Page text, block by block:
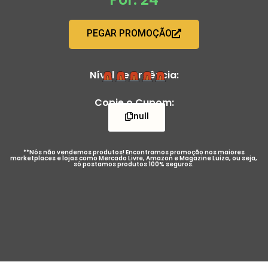
PEGAR PROMOÇÃO
Nível de Urgência:
Copie o Cupom:
null
**Nós não vendemos produtos! Encontramos promoção nos maiores
marketplaces e lojas como Mercado Livre, Amazon e Magazine Luiza, ou seja,
só postamos produtos 100% seguros.